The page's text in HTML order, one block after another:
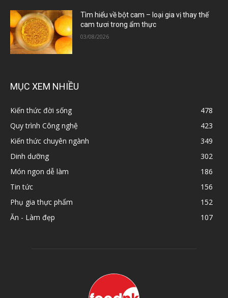
Tìm hiểu về bột cam – loại gia vị thay thế
cam tươi trong ẩm thực
03/08/2026
MỤC XEM NHIỀU
Kiến thức đời sống
478
Quy trình Công nghệ
423
Kiến thức chuyên ngành
349
Dinh dưỡng
302
Món ngon dễ làm
186
Tin tức
156
Phụ gia thực phẩm
152
Ăn - Làm đẹp
107